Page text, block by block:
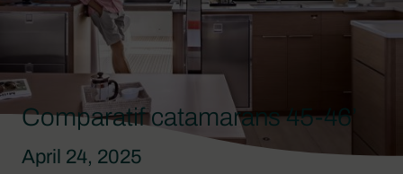
Comparatif catamarans 45-46’
April 24, 2025